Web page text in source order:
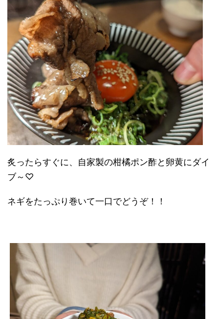
炙ったらすぐに、 自家製の柑橘ポン酢と卵黄にダイ
ブ～♡
ネギをたっぷり巻いて一口でどうぞ！！